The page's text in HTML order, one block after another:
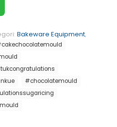
Bakeware Equipment,
#chocolatemould